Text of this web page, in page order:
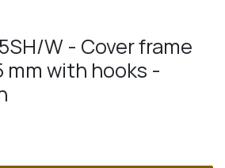
W - Cover frame
mm with hooks -